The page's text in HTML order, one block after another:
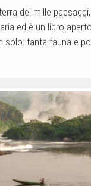
dei mille
ed è un libro
solo: tanta fauna e